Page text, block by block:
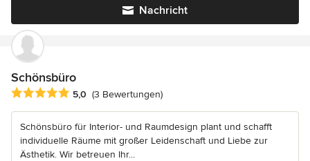
Nachricht
Schönsbüro
Durchschnittliche Bewertung: 5 von 5 Sternen
5,0 (3 Bewertungen)
Schönsbüro für Interior- und Raumdesign plant und schafft
individuelle Räume mit großer Leidenschaft und Liebe zur
Ästhetik. Wir betreuen Ihr...